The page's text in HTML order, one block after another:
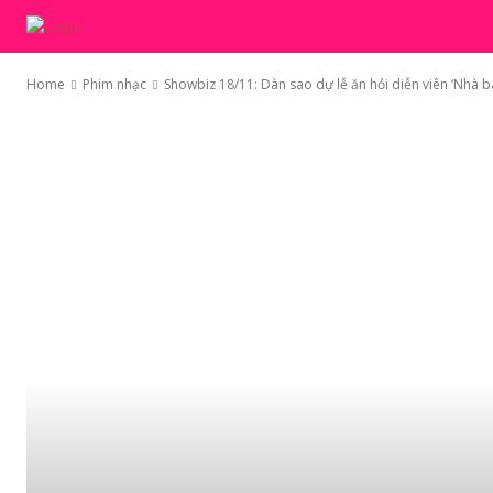
Home Phim nhạc Showbiz 18/11: Dàn sao dự lễ ăn hỏi diễn viên ‘Nhà